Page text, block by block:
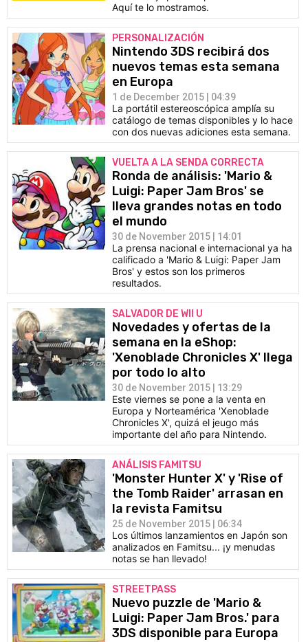
Aquí te lo mostramos.
PERSONALIZACIÓN
Nintendo 3DS recibirá dos
nuevos temas esta semana
en Europa
1 de December 2015 | 04:39
La portátil estereoscópica amplía su
catálogo de temas disponibles y lo hace
con dos nuevas adiciones esta semana.
VUELTA A LA SENDA CORRECTA
Ronda de análisis: 'Mario &
Luigi: Paper Jam Bros' se
lleva grandes notas en todo
el mundo
30 de November 2015 | 14:01
La prensa nacional e internacional ya ha
calificado a 'Mario & Luigi: Paper Jam
Bros' y estos son los primeros
resultados.
SALVADOR DE WII U
Novedades y ofertas de la
semana en la eShop:
'Xenoblade Chronicles X' llega
por todo lo alto
30 de November 2015 | 13:29
Este viernes se pone a la venta en
Europa y Norteamérica 'Xenoblade
Chronicles X', quizá el jeugo más
importante del año para Nintendo.
ANÁLISIS FAMITSU
'Monster Hunter X' y 'Rise of
the Tomb Raider' arrasan en
la revista Famitsu
25 de November 2015 | 06:34
Los últimos lanzamientos en Japón son
analizados en Famitsu... ¡y menudas
notas se han llevado!
STREETPASS
Nuevo puzzle de 'Mario &
Luigi: Paper Jam Bros.' para
3DS disponible para Europa